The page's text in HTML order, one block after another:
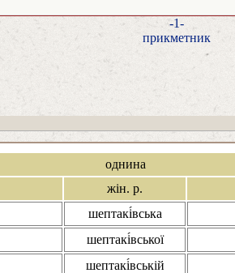
-1-
прикметник
однина
жін. р.
шептакі́вська
шептакі́вської
шептакі́вській